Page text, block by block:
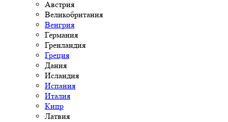
Австрия
Великобритания
Венгрия
Германия
Гренландия
Греция
Дания
Исландия
Испания
Италия
Кипр
Латвия